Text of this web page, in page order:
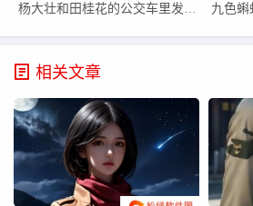
杨大壮和田桂花的公交车里发生了什么？从平凡到深厚的友谊背后的故事
九色蝌蚪与汉字
相关文章